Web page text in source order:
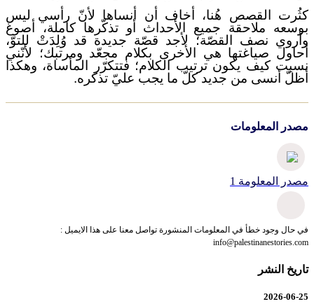
كثُرت القصص هُنا، أخاف أن أنساها لأنّ رأسي ليس
بوسعه ملاحقة جميع الأحداث أو تذكّرها كاملة، أصوغ
وأروي نصف القصّة؛ لأجد قصّة جديدة قد وُلِدَتْ للتوّ،
أحاول صياغتها هي الأخرى بكلام مجعّد ومرتبك؛ لأنّني
نسيت كيف يكون ترتيب الكلام؛ فتتكرّر المأساة، وهكذا
أظلّ أنسى من جديد كلّ ما يجب عليّ تذكره.
مصدر المعلومات
مصدر المعلومة 1
في حال وجود خطأ في المعلومات المنشورة تواصل معنا على هذا الايميل :
info@palestinanestories.com
تاريخ النشر
2026-06-25